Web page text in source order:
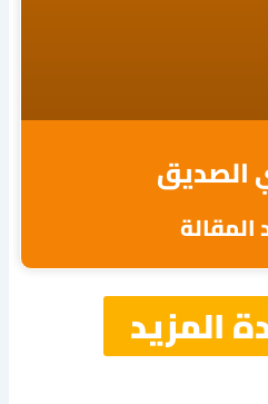
الصديق
المزيد